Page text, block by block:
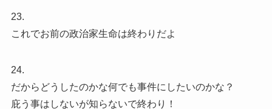
23.
これでお前の政治家生命は終わりだよ
24.
だからどうしたのかな何でも事件にしたいのかな？
庇う事はしないが知らないで終わり！